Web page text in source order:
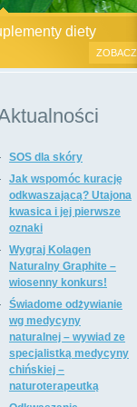
Generator plazmy
diety
ZOBACZ
SOS dla skóry
Jak wspomóc kurację
odkwaszającą? Utajona
kwasica i jej pierwsze
oznaki
Wygraj Kolagen
Naturalny Graphite –
wiosenny konkurs!
Świadome odżywianie
wg medycyny
naturalnej – wywiad ze
specjalistką medycyny
chińskiej –
naturoterapeutką